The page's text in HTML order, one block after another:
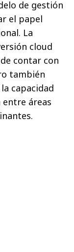
de gestión
el papel
La
cloud
contar con
también
capacidad
áreas